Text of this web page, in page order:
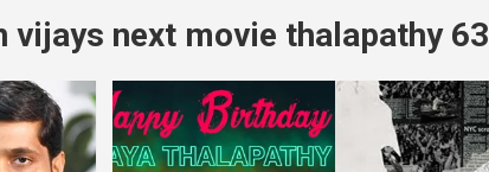
next movie thalapathy 63